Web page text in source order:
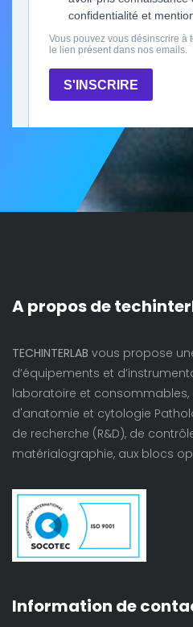
A propos de
TECHINTERLAB vous propose
d’équipements et
laboratoire et consommables,
d'anatomie et cytologie
de recherche (R&D), de
matérialographie, aux blocs
Information de